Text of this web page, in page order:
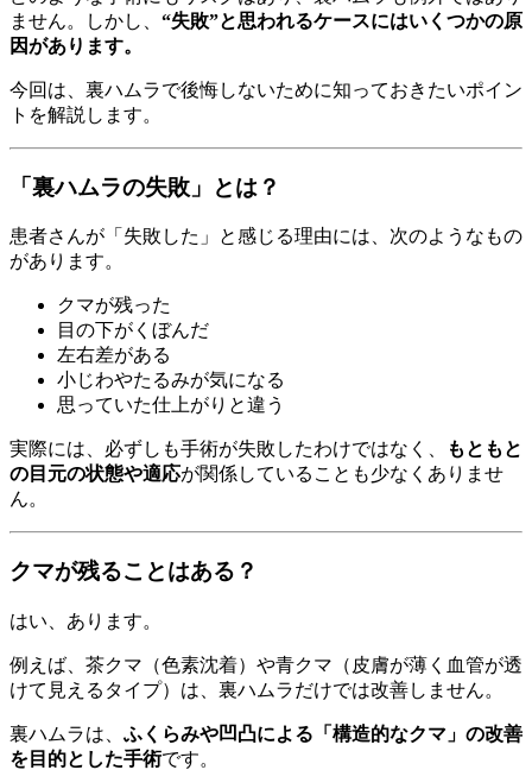
ません。しかし、 “失敗”と思われるケースにはいくつかの原
因があります。
今回は、裏ハムラで後悔しないために知っておきたいポイン
トを解説します。
「裏ハムラの失敗」とは？
患者さんが「失敗した」と感じる理由には、次のようなもの
があります。
クマが残った
目の下がくぼんだ
左右差がある
小じわやたるみが気になる
思っていた仕上がりと違う
実際には、必ずしも手術が失敗したわけではなく、
もともと
の目元の状態や適応が関係していることも少なくありませ
ん。
クマが残ることはある？
はい、あります。
例えば、茶クマ（色素沈着）や青クマ（皮膚が薄く血管が透
けて見えるタイプ）は、裏ハムラだけでは改善しません。
裏ハムラは、 ふくらみや凹凸による「構造的なクマ」の改善
を目的とした手術です。